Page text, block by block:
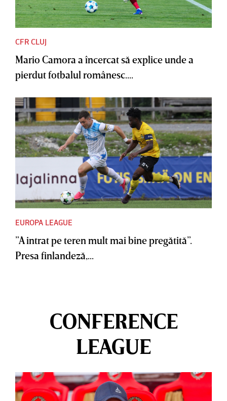
CFR CLUJ
Mario Camora a încercat să explice unde a
pierdut fotbalul românesc....
EUROPA LEAGUE
”A intrat pe teren mult mai bine pregătită”.
Presa finlandeză,...
CONFERENCE
LEAGUE